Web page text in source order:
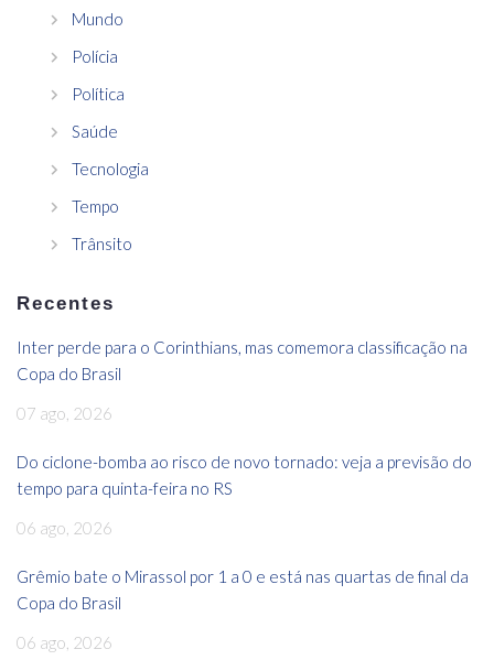
Mundo
Polícia
Política
Saúde
Tecnologia
Tempo
Trânsito
Recentes
Inter perde para o Corinthians, mas comemora classificação na
Copa do Brasil
07 ago, 2026
Do ciclone-bomba ao risco de novo tornado: veja a previsão do
tempo para quinta-feira no RS
06 ago, 2026
Grêmio bate o Mirassol por 1 a 0 e está nas quartas de final da
Copa do Brasil
06 ago, 2026